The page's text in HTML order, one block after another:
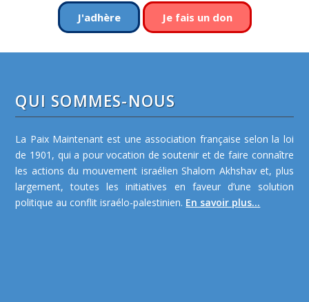
J'adhère Je fais un don
QUI SOMMES-NOUS
La Paix Maintenant est une association française selon la loi
de 1901, qui a pour vocation de soutenir et de faire connaître
les actions du mouvement israélien Shalom Akhshav et, plus
largement, toutes les initiatives en faveur d’une solution
politique au conflit israélo-palestinien. En savoir plus...